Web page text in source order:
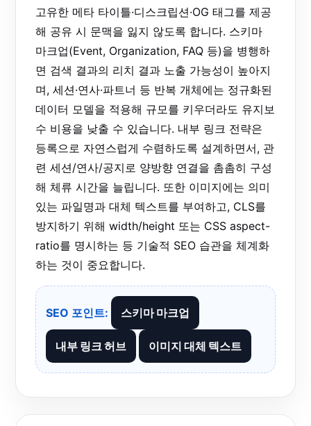
고유한 메타 타이틀·디스크립션·OG 태그를 제공
해 공유 시 문맥을 잃지 않도록 합니다. 스키마
마크업(Event, Organization, FAQ 등)을 병행하
면 검색 결과의 리치 결과 노출 가능성이 높아지
며, 세션·연사·파트너 등 반복 개체에는 정규화된
데이터 모델을 적용해 규모를 키우더라도 유지보
수 비용을 낮출 수 있습니다. 내부 링크 전략은
등록으로 자연스럽게 수렴하도록 설계하면서, 관
련 세션/연사/공지로 양방향 연결을 촘촘히 구성
해 체류 시간을 늘립니다. 또한 이미지에는 의미
있는 파일명과 대체 텍스트를 부여하고, CLS를
방지하기 위해 width/height 또는 CSS aspect-
ratio를 명시하는 등 기술적 SEO 습관을 체계화
하는 것이 중요합니다.
SEO 포인트: 스키마 마크업
내부 링크 허브 이미지 대체 텍스트